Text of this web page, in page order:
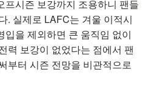
프시즌 보강까지 조용하니 팬들
. 실제로 LAFC는 겨울 이적시
입을 제외하면 큰 움직임 없이
력 보강이 없었다는 점에서 팬
부터 시즌 전망을 비관적으로